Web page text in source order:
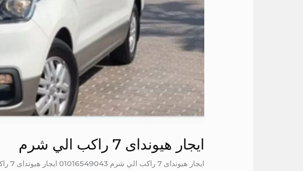
ايجار هيونداى 7 راكب الي شرم